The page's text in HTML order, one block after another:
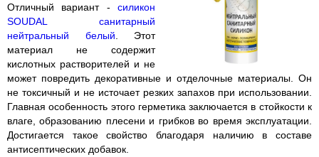
Отличный вариант - силикон
SOUDAL санитарный
нейтральный белый . Этот
материал не содержит
кислотных растворителей и не
может повредить декоративные и отделочные материалы. Он
не токсичный и не источает резких запахов при использовании.
Главная особенность этого герметика заключается в стойкости к
влаге, образованию плесени и грибков во время эксплуатации.
Достигается такое свойство благодаря наличию в составе
антисептических добавок.